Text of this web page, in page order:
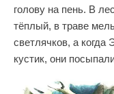
голову на пень. В
тёплый, в траве
светлячков, а когда
кустик, они